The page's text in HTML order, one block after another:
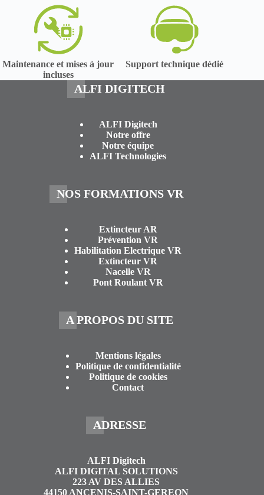
Maintenance et mises à jour
incluses
Support technique dédié
ALFI DIGITECH
ALFI Digitech
Notre offre
Notre équipe
ALFI Technologies
NOS FORMATIONS VR
Extincteur AR
Prévention VR
Habilitation Electrique VR
Extincteur VR
Nacelle VR
Pont Roulant VR
A PROPOS DU SITE
Mentions légales
Politique de confidentialité
Politique de cookies
Contact
ADRESSE
ALFI Digitech
ALFI DIGITAL SOLUTIONS
223 AV DES ALLIES
44150 ANCENIS-SAINT-GEREON